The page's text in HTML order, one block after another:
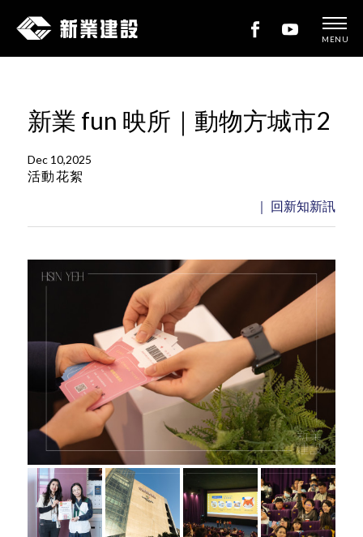
新
建
設
MENU
新業 fun 映所｜動物方城市2
Dec 10,2025
活動花絮
｜ 回新知新訊